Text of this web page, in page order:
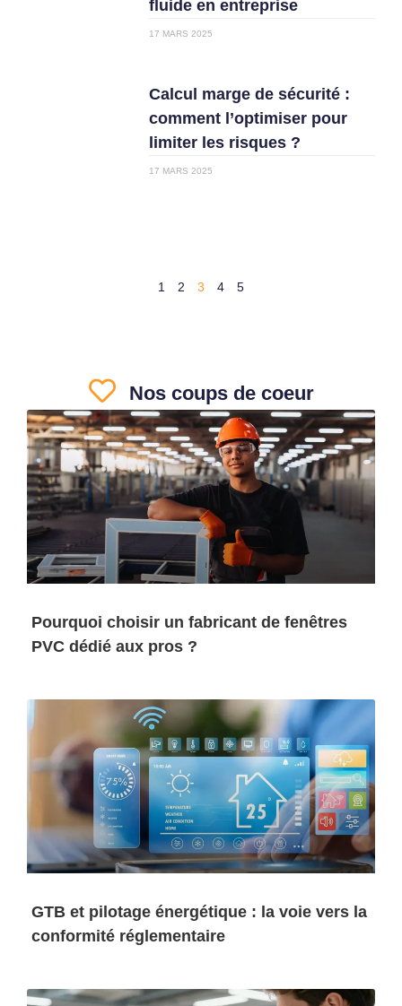
fluide en entreprise
17 MARS 2025
Calcul marge de sécurité :
comment l’optimiser pour
limiter les risques ?
17 MARS 2025
1 2 3 4 5
Nos coups de coeur
Pourquoi choisir un fabricant de fenêtres
PVC dédié aux pros ?
GTB et pilotage énergétique : la voie vers la
conformité réglementaire